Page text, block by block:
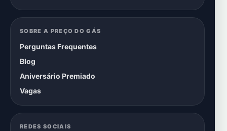
SOBRE A PREÇO DO GÁS
Perguntas Frequentes
Blog
Aniversário Premiado
Vagas
REDES SOCIAIS